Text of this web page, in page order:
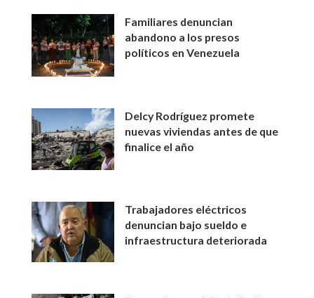
Familiares denuncian
abandono a los presos
políticos en Venezuela
Delcy Rodríguez promete
nuevas viviendas antes de que
finalice el año
Trabajadores eléctricos
denuncian bajo sueldo e
infraestructura deteriorada